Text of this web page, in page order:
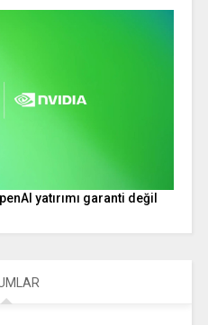
yatırımı garanti değil